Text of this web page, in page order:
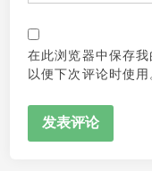
在此浏览器中保存
以便下次评论时使用